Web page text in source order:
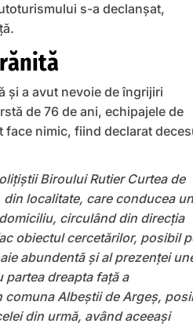
s-a declanșat,
și a avut nevoie de îngrijiri
de 76 de ani, echipajele de
face nimic, fiind declarat
Biroului Rutier Curtea de
localitate, care conducea un
circulând din direcția
obiectul cercetărilor, posibil
abundentă și al prezenței
partea dreapta față a
Albeștii de Argeș,
din urmă, având aceeași